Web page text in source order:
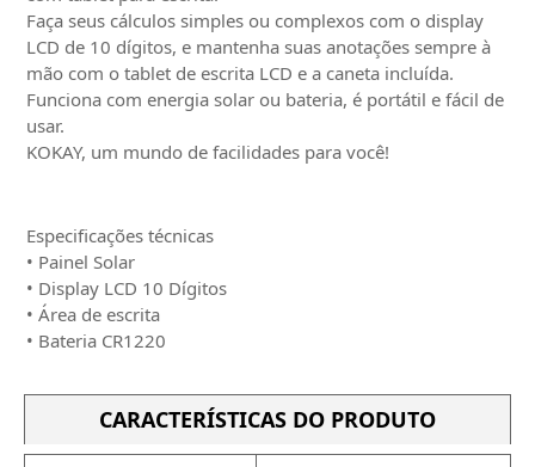
Faça seus cálculos simples ou complexos com o display
LCD de 10 dígitos, e mantenha suas anotações sempre à
mão com o tablet de escrita LCD e a caneta incluída.
Funciona com energia solar ou bateria, é portátil e fácil de
usar.
KOKAY, um mundo de facilidades para você!
Especificações técnicas
• Painel Solar
• Display LCD 10 Dígitos
• Área de escrita
• Bateria CR1220
CARACTERÍSTICAS DO PRODUTO